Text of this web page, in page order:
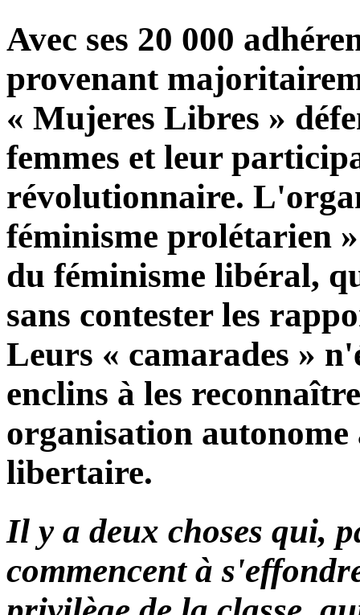
Avec ses 20 000
provenant
« Mujeres Libres »
femmes et leur
révolutionnaire.
féminisme prolétarien
du féminisme libéral,
sans contester les
Leurs « camarades »
enclins à les
organisation
libertaire.
Il y a deux choses qui,
commencent à